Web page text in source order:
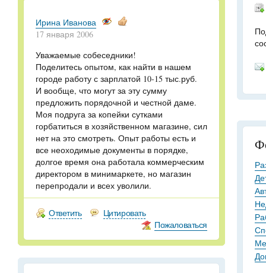
Ирина Иванова
17 января 2006
Уважаемые собеседники!
Поделитесь опытом, как найти в нашем
городе работу с зарплатой 10-15 тыс.руб.
И вообще, что могут за эту сумму
предложить порядочной и честной даме.
Моя подруга за копейки сутками
горбатиться в хозяйственном магазине, сил
нет на это смотреть. Опыт работы есть и
все неоходимые документы в порядке,
долгое время она работала коммерческим
директором в минимаркете, но магазин
перепродали и всех уволили.
Ответить
Цитировать
Пожаловаться